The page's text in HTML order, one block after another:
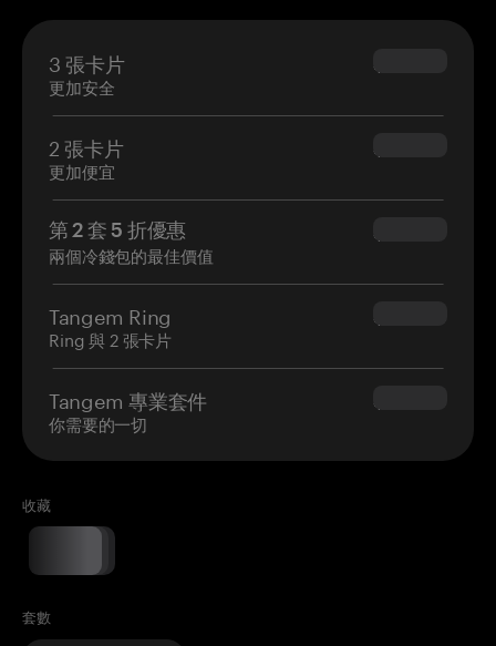
3 張卡片
更加安全
$69.90
2 張卡片
更加便宜
$54.90
第 2 套 5 折優惠
兩個冷錢包的最佳價值
$34.95
Tangem Ring
Ring 與 2 張卡片
$160.00
Tangem 專業套件
你需要的一切
$180.00
收藏
套數